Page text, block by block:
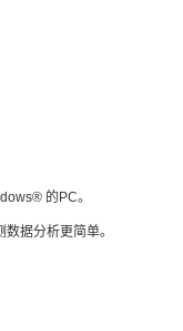
的PC。
据分析更简单。